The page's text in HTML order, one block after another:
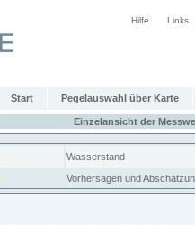
Hilfe Links
Start Pegelauswahl über Karte
Einzelansicht der
Wasserstand
Vorhersagen und